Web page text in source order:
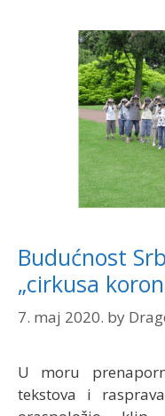
Budućnost
„cirkusa
7. maj 2020. by
U moru
tekstova i